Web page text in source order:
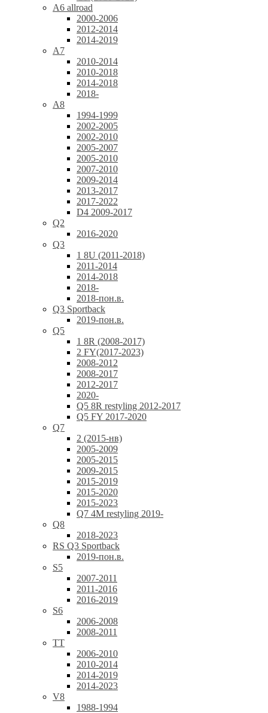
A6 allroad
2000-2006
2012-2014
2014-2019
A7
2010-2014
2010-2018
2014-2018
2018-
A8
1994-1999
2002-2005
2002-2010
2005-2007
2005-2010
2007-2010
2009-2014
2013-2017
2017-2022
D4 2009-2017
Q2
2016-2020
Q3
1 8U (2011-2018)
2011-2014
2014-2018
2018-
2018-пон.в.
Q3 Sportback
2019-пон.в.
Q5
1 8R (2008-2017)
2 FY(2017-2023)
2008-2012
2008-2017
2012-2017
2020-
Q5 8R restyling 2012-2017
Q5 FY 2017-2020
Q7
2 (2015-нв)
2005-2009
2005-2015
2009-2015
2015-2019
2015-2020
2015-2023
Q7 4M restyling 2019-
Q8
2018-2023
RS Q3 Sportback
2019-пон.в.
S5
2007-2011
2011-2016
2016-2019
S6
2006-2008
2008-2011
TT
2006-2010
2010-2014
2014-2019
2014-2023
V8
1988-1994